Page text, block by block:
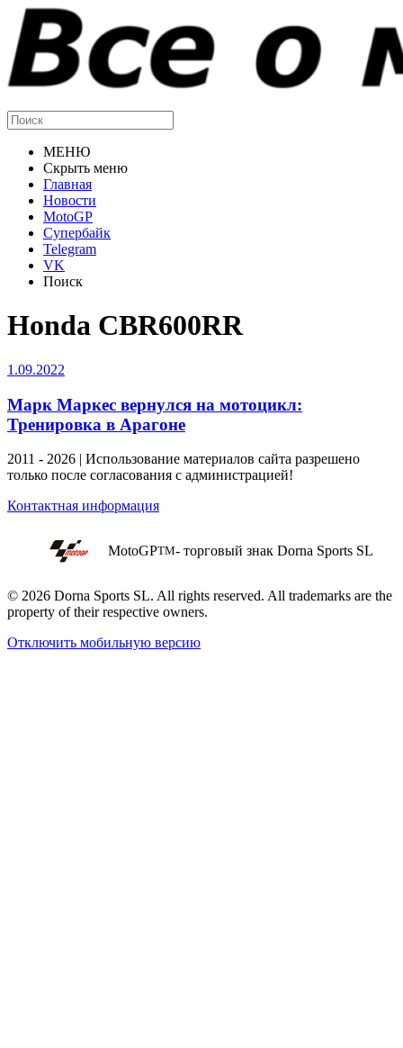
МЕНЮ
Скрыть меню
Главная
Новости
MotoGP
Супербайк
Telegram
VK
Поиск
Honda CBR600RR
1.09.2022
Марк Маркес вернулся на мотоцикл:
Тренировка в Арагоне
2011 - 2026 | Использование материалов сайта разрешено
только после согласования с администрацией!
Контактная информация
MotoGPTM- торговый знак Dorna Sports SL
© 2026 Dorna Sports SL. All rights reserved. All trademarks are the
property of their respective owners.
Отключить мобильную версию